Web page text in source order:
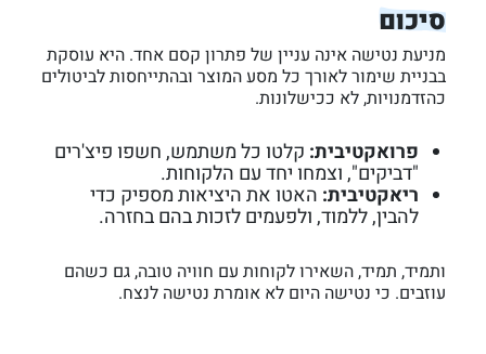
סיכום
מניעת נטישה אינה עניין של פתרון קסם אחד. היא עוסקת
בבניית שימור לאורך כל מסע המוצר ובהתייחסות לביטולים
כהזדמנויות, לא ככישלונות.
פרואקטיבית: קלטו כל משתמש, חשפו פיצ'רים
"דביקים", וצמחו יחד עם הלקוחות.
ריאקטיבית: האטו את היציאות מספיק כדי
להבין, ללמוד, ולפעמים לזכות בהם בחזרה.
ותמיד, תמיד, השאירו לקוחות עם חוויה טובה, גם כשהם
עוזבים. כי נטישה היום לא אומרת נטישה לנצח.